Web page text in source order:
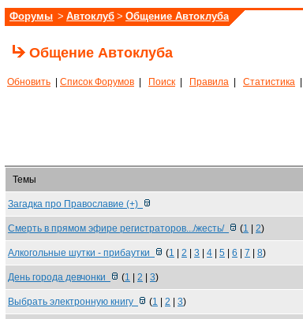
Форумы > Автоклуб > Общение Автоклуба
Общение Автоклуба
Обновить Список Форумов Поиск Правила Статистика
Темы
Загадка про Православие (+)
Смерть в прямом эфире регистраторов.../жесть/ (1 2)
Алкогольные шутки - прибаутки (1 2 3 4 5 6 7 8)
День города девчонки (1 2 3)
Выбрать электронную книгу (1 2 3)